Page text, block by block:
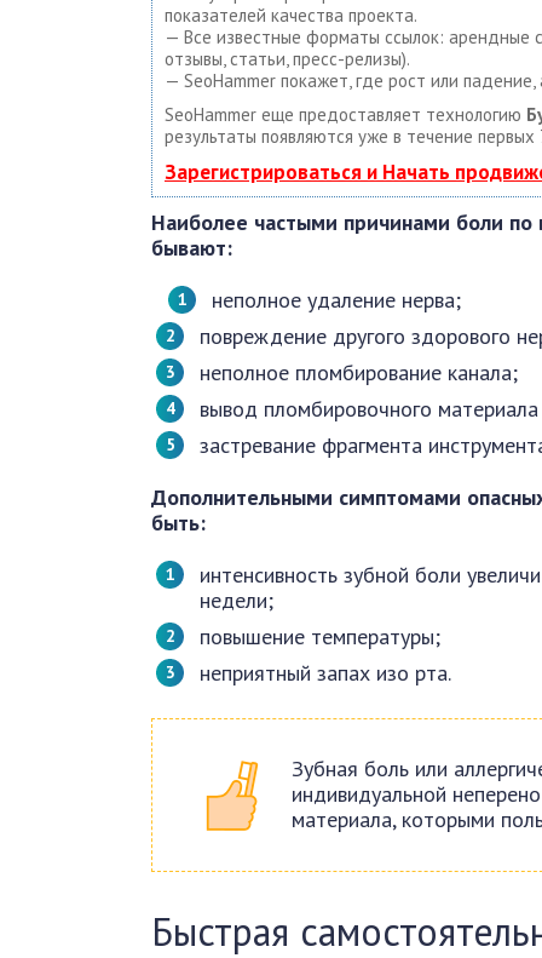
показателей качества проекта.
— Все известные форматы ссылок: арендные
отзывы, статьи, пресс-релизы).
— SeoHammer покажет, где рост или
SeoHammer еще предоставляет технологию
результаты появляются уже в течение первых
Зарегистрироваться и Начать
Наиболее частыми причинами боли по
бывают:
неполное удаление нерва;
повреждение другого здорового
неполное пломбирование канала;
вывод пломбировочного
застревание фрагмента
Дополнительными симптомами
быть:
интенсивность зубной боли
недели;
повышение температуры;
неприятный запах изо рта.
Зубная боль или
индивидуальной
материала, которыми
Быстрая